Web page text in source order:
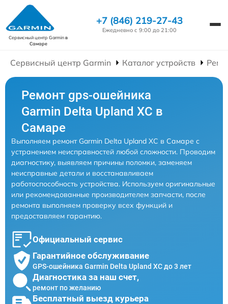
Сервисный центр Garminв
Самаре
+7 (846) 219-27-43
Ежедневно с 9:00 до 21:00
Сервисный центр Garmin Каталог устройств
Ремонт gps-ошейника
Garmin Delta Upland XC в
Самаре
Выполняем ремонт Garmin Delta Upland XC в Самаре с
устранением неисправностей любой сложности. Проводим
диагностику, выявляем причины поломки, заменяем
неисправные детали и восстанавливаем
работоспособность устройства. Используем оригинальные
или рекомендованные производителем запчасти, после
ремонта выполняем проверку всех функций и
предоставляем гарантию.
Официальный сервис
Гарантийное обслуживание
GPS-ошейника Garmin Delta Upland XC до 3 лет
Диагностика за наш счет,
ремонт по желанию
Бесплатный выезд курьера